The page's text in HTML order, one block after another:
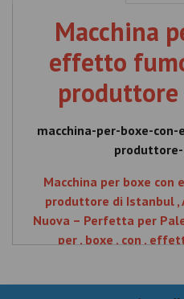
macchina-per-boxe-
Macchina per boxe
Nuova – Perfetta per
per , boxe , con ,
produttore , di , Istanbul ,
Nuova – Perfetta ,
İlgili